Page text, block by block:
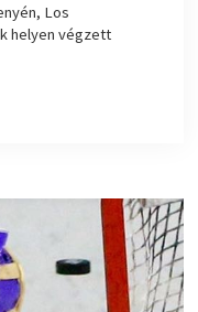
Los
helyen végzett